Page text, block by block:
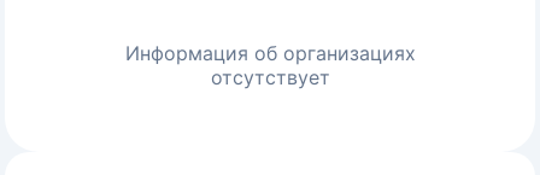
Информация об организациях
отсутствует